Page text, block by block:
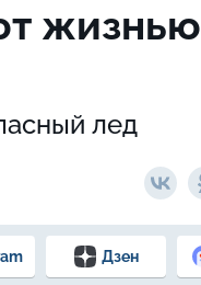
жизнью
лед
Дзен